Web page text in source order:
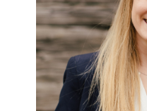
Vielseitigkeit
täglich vor neue
sorgt dafür,
ein Teil des
mit